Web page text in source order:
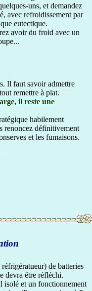
uns, et demandez
avec refroidissement par
eutectique.
avoir du froid avec un
Il faut savoir admettre
remettre à plat.
il reste une
habilement
renoncez définitivement
et les fumaisons.
de batteries
devra être réfléchi.
isolé et un fonctionnement